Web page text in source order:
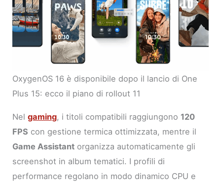
OxygenOS 16 è disponibile dopo il lancio di One
Plus 15: ecco il piano di rollout 11
Nelgaming, i titoli compatibili raggiungono 120
FPS con gestione termica ottimizzata, mentre il
Game Assistant organizza automaticamente gli
screenshot in album tematici. I profili di
performance regolano in modo dinamico CPU e